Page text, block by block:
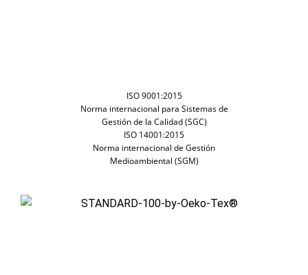
ISO 9001:2015
Norma internacional para Sistemas de
Gestión de la Calidad (SGC)
ISO 14001:2015
Norma internacional de Gestión
Medioambiental (SGM)